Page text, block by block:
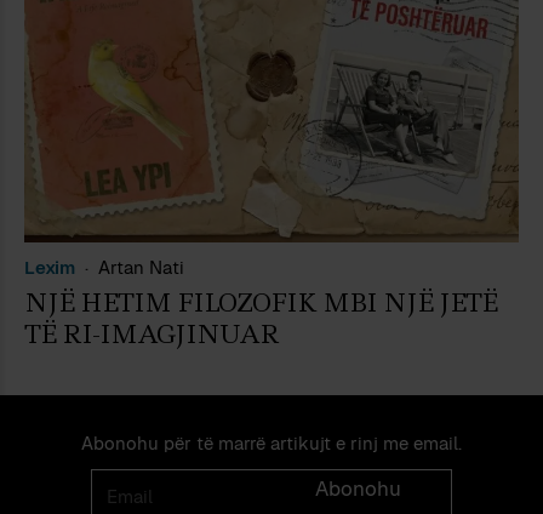
Lexim Artan Nati
NJË HETIM FILOZOFIK MBI NJË JETË
TË RI-IMAGJINUAR
Abonohu për të marrë artikujt e rinj me email.
Email
Abonohu